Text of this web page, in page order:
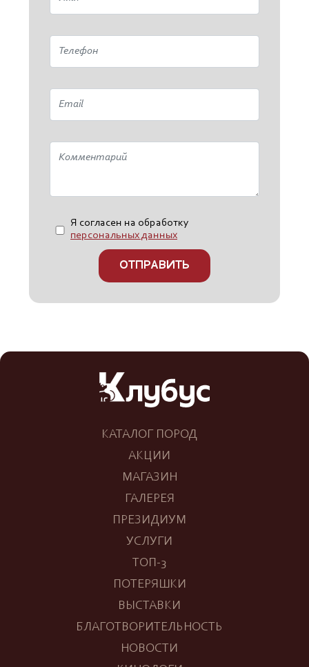
ОТПРАВИТЬ
Я согласен на обработку
персональных данных
КАТАЛОГ ПОРОД
АКЦИИ
МАГАЗИН
ГАЛЕРЕЯ
ПРЕЗИДИУМ
УСЛУГИ
ТОП-3
ПОТЕРЯШКИ
ВЫСТАВКИ
БЛАГОТВОРИТЕЛЬНОСТЬ
НОВОСТИ